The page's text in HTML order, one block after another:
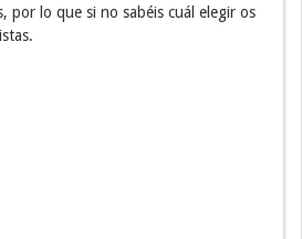
por lo que si no sabéis cuál elegir os